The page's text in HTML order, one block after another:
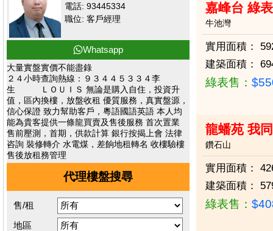
電話: 93445334
職位: 客戶經理
Whatsapp
大量實盤實價不能盡錄
２４小時查詢熱線：９３４４５３３４李
生 ＬＯＵＩＳ 無論是購入自住，投資升
值，區內換樓，放盤收租 優質服務，真實盤源，
信心保證 致力幫助客戶，粵語國語英語 本人均
能為貴客提供一條龍買賣及售後服務 首次置業
售前壓測，首期，供款計算 銀行按揭上會 法律
咨詢 裝修轉介 水電煤，差餉地租轉名 收樓驗樓
售後放租務管理
代理樓盤搜尋
售/租
地區
嘉峰台 綠
牛池灣
實用面積：
建築面積：
綠表售：
龍蟠苑 我
鑽石山
實用面積：
建築面積：
綠表售：